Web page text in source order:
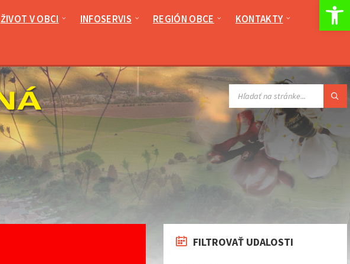
ŽIVOT V OBCI INFOSERVIS REGIÓN OBCE KONTAKTY
VYHĽADÁVANIE:
FILTROVAŤ UDALOSTI